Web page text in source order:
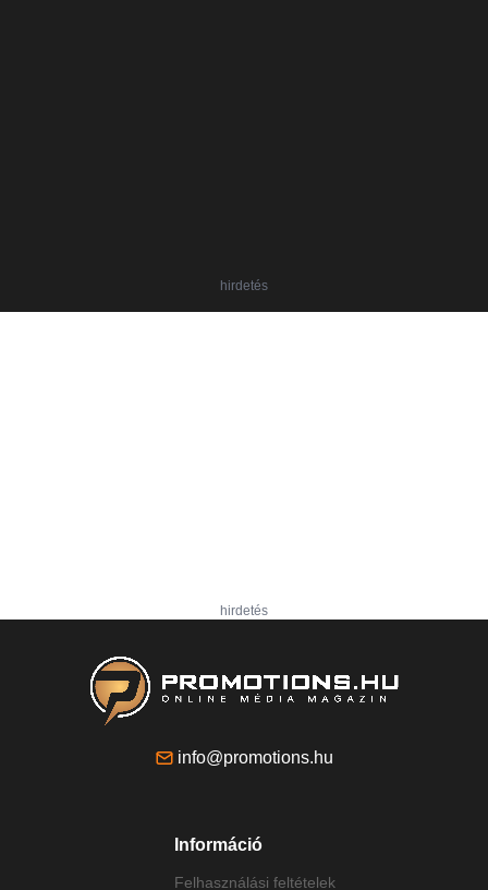
hirdetés
hirdetés
info@promotions.hu
Információ
Felhasználási feltételek